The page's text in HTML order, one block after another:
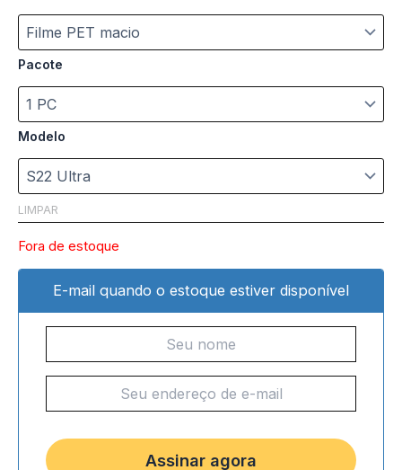
Pacote
Modelo
LIMPAR
Fora de estoque
E-mail quando o estoque estiver disponível